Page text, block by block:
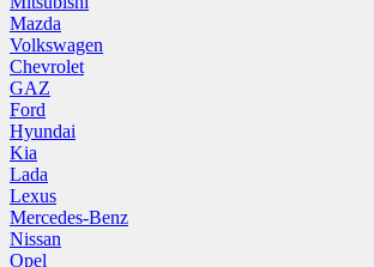
Mazda
Volkswagen
Chevrolet
GAZ
Ford
Hyundai
Kia
Lada
Lexus
Mercedes-Benz
Nissan
Opel